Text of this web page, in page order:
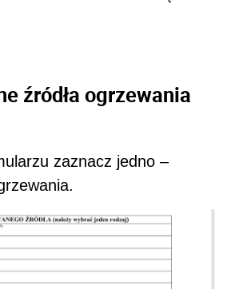
źródła ogrzewania
zaznacz jedno –